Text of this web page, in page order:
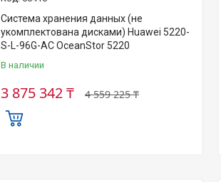
Система хранения данных (не
укомплектована дисками) Huawei 5220-
S-L-96G-AC OceanStor 5220
В наличии
4 559 225 ₸
3 875 342 ₸